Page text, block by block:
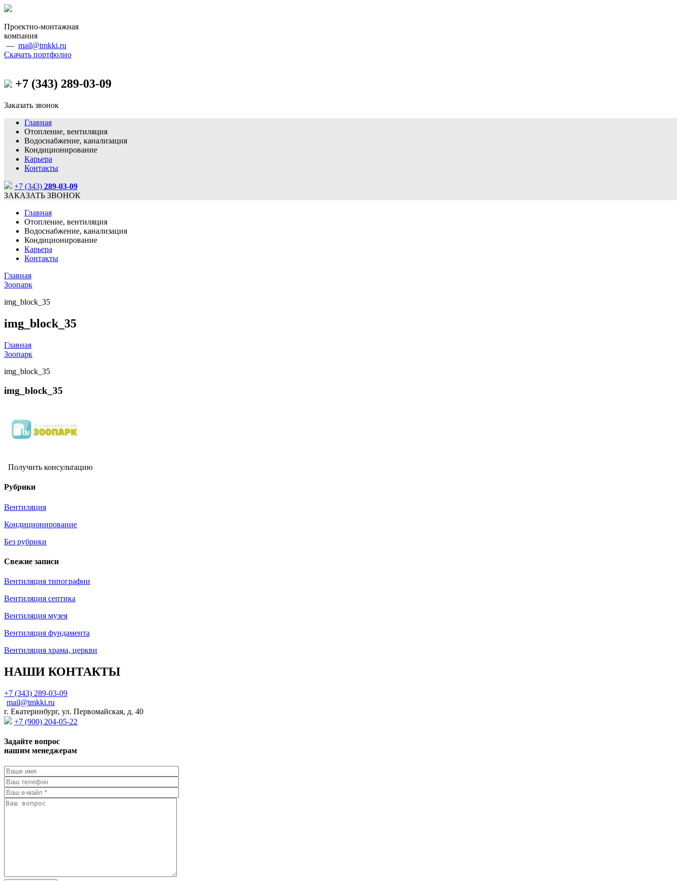
Проектно-монтажная
компания
— mail@tmkki.ru
Скачать портфолио
+7 (343) 289-03-09
Заказать звонок
Главная
Отопление, вентиляция
Водоснабжение, канализация
Кондиционирование
Карьера
Контакты
+7 (343) 289-03-09
ЗАКАЗАТЬ ЗВОНОК
Главная
Отопление, вентиляция
Водоснабжение, канализация
Кондиционирование
Карьера
Контакты
Главная
Зоопарк
img_block_35
img_block_35
Главная
Зоопарк
img_block_35
img_block_35
Получить консультацию
Рубрики
Вентиляция
Кондиционирование
Без рубрики
Свежие записи
Вентиляция типографии
Вентиляция септика
Вентиляция музея
Вентиляция фундамента
Вентиляция храма, церкви
НАШИ КОНТАКТЫ
+7 (343) 289-03-09
mail@tmkki.ru
г. Екатеринбург, ул. Первомайская, д. 40
+7 (900) 204-05-22
Задайте вопрос
нашим менеджерам